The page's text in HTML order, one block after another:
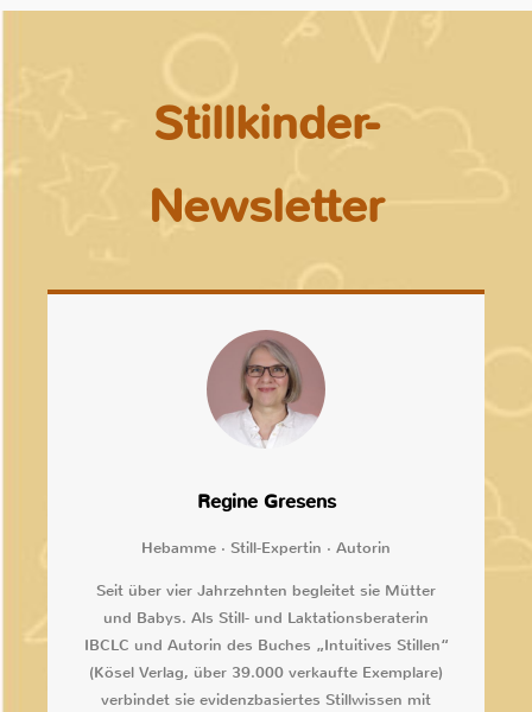
Stillkinder-
Newsletter
Regine Gresens
Hebamme · Still-Expertin · Autorin
Seit über vier Jahrzehnten begleitet sie Mütter
und Babys. Als Still- und Laktationsberaterin
IBCLC und Autorin des Buches „Intuitives Stillen“
(Kösel Verlag, über 39.000 verkaufte Exemplare)
verbindet sie evidenzbasiertes Stillwissen mit